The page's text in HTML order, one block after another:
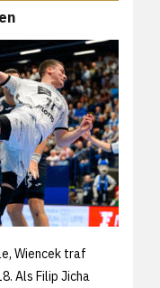
Wiencek traf
Als Filip Jicha